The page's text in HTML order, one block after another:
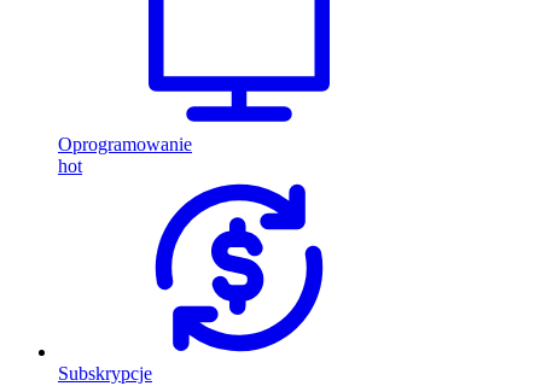
Oprogramowanie
hot
Subskrypcje